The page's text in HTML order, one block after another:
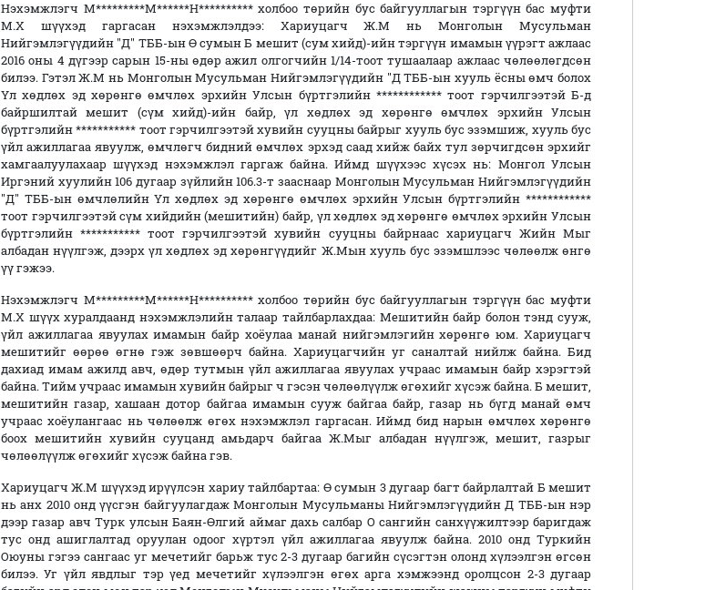
Нэхэмжлэгч М*********М******Н********** холбоо төрийн бус байгууллагын тэргүүн бас муфти
М.Х шүүхэд гаргасан нэхэмжлэлдээ: Хариуцагч Ж.М нь Монголын Мусульман
Нийгэмлэгүүдийн "Д" ТББ-ын Ө сумын Б мешит (сум хийд)-ийн тэргүүн имамын үүрэгт ажлаас
2016 оны 4 дүгээр сарын 15-ны өдөр ажил олгогчийн 1/14-тоот тушаалаар ажлаас чөлөөлөгдсөн
билээ. Гэтэл Ж.М нь Монголын Мусульман Нийгэмлэгүүдийн "Д ТББ-ын хууль ёсны өмч болох
Үл хөдлөх эд хөрөнгө өмчлөх эрхийн Улсын бүртгэлийн ************ тоот гэрчилгээтэй Б-д
байршилтай мешит (сүм хийд)-ийн байр, үл хөдлөх эд хөрөнгө өмчлөх эрхийн Улсын
бүртгэлийн *********** тоот гэрчилгээтэй хувийн сууцны байрыг хууль бус эзэмшиж, хууль бус
үйл ажиллагаа явуулж, өмчлөгч бидний өмчлөх эрхэд саад хийж байх тул зөрчигдсөн эрхийг
хамгаалуулахаар шүүхэд нэхэмжлэл гаргаж байна. Иймд шүүхээс хүсэх нь: Монгол Улсын
Иргэний хуулийн 106 дугаар зүйлийн 106.3-т зааснаар Монголын Мусульман Нийгэмлэгүүдийн
"Д" ТББ-ын өмчлөлийн Үл хөдлөх эд хөрөнгө өмчлөх эрхийн Улсын бүртгэлийн ************
тоот гэрчилгээтэй сүм хийдийн (мешитийн) байр, үл хөдлөх эд хөрөнгө өмчлөх эрхийн Улсын
бүртгэлийн *********** тоот гэрчилгээтэй хувийн сууцны байрнаас хариуцагч Жийн Мыг
албадан нүүлгэж, дээрх үл хөдлөх эд хөрөнгүүдийг Ж.Мын хууль бус эзэмшлээс чөлөөлж өнгө
үү гэжээ.
Нэхэмжлэгч М*********М******Н********** холбоо төрийн бус байгууллагын тэргүүн бас муфти
М.Х шүүх хуралдаанд нэхэмжлэлийн талаар тайлбарлахдаа: Мешитийн байр болон тэнд сууж,
үйл ажиллагаа явуулах имамын байр хоёулаа манай нийгэмлэгийн хөрөнгө юм. Хариуцагч
мешитийг өөрөө өгнө гэж зөвшөөрч байна. Хариуцагчийн уг саналтай нийлж байна. Бид
дахиад имам ажилд авч, өдөр тутмын үйл ажиллагаа явуулах учраас имамын байр хэрэгтэй
байна. Тийм учраас имамын хувийн байрыг ч гэсэн чөлөөлүүлж өгөхийг хүсэж байна. Б мешит,
мешитийн газар, хашаан дотор байгаа имамын сууж байгаа байр, газар нь бүгд манай өмч
учраас хоёулангаас нь чөлөөлж өгөх нэхэмжлэл гаргасан. Иймд бид нарын өмчлөх хөрөнгө
боох мешитийн хувийн сууцанд амьдарч байгаа Ж.Мыг албадан нүүлгэж, мешит, газрыг
чөлөөлүүлж өгөхийг хүсэж байна гэв.
Хариуцагч Ж.М шүүхэд ирүүлсэн хариу тайлбартаа: Ө сумын 3 дугаар багт байрлалтай Б мешит
нь анх 2010 онд үүсгэн байгуулагдаж Монголын Мусульманы Нийгэмлэгүүдийн Д ТББ-ын нэр
дээр газар авч Турк улсын Баян-Өлгий аймаг дахь салбар О сангийн санхүүжилтээр баригдаж
тус онд ашиглалтад оруулан одоог хүртэл үйл ажиллагаа явуулж байна. 2010 онд Туркийн
Оюуны гэгээ сангаас уг мечетийг барьж тус 2-3 дугаар багийн сүсэгтэн олонд хүлээлгэн өгсөн
билээ. Уг үйл явдлыг тэр үед мечетийг хүлээлгэн өгөх арга хэмжээнд оролцсон 2-3 дугаар